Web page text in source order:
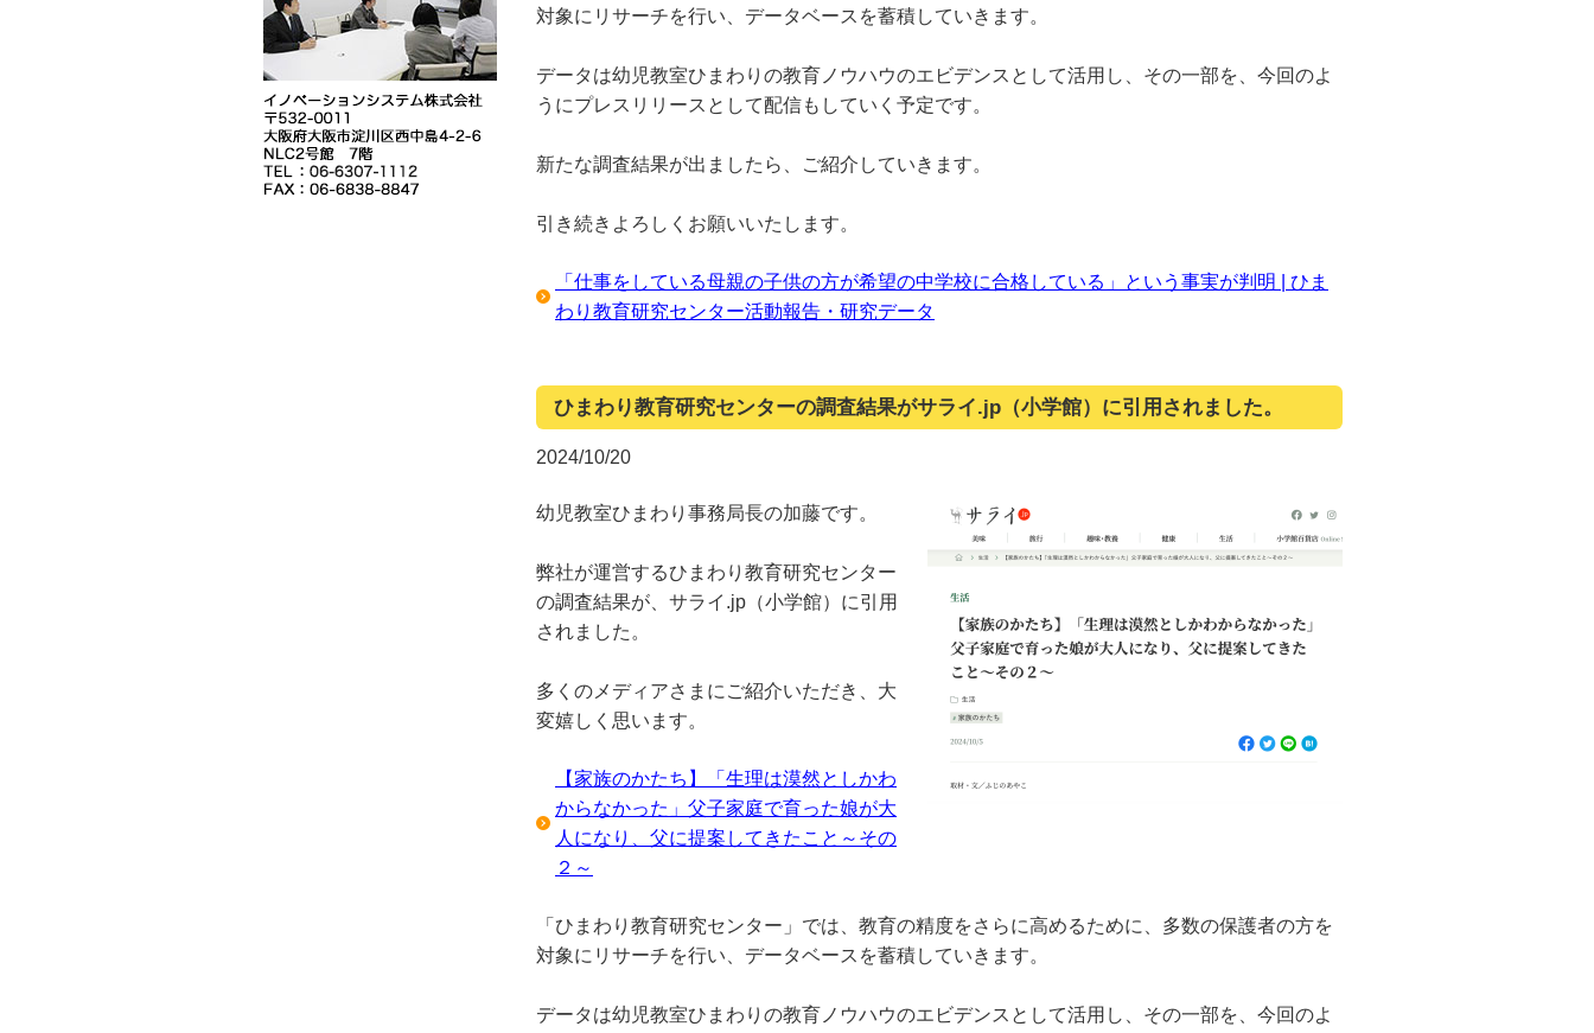
対象にリサーチを行い、データベースを蓄積していきます。
データは幼児教室ひまわりの教育ノウハウのエビデンスとして活用し、その一部を、今回のよ
うにプレスリリースとして配信もしていく予定です。
新たな調査結果が出ましたら、ご紹介していきます。
引き続きよろしくお願いいたします。
「仕事をしている母親の子供の方が希望の中学校に合格している」という事実が判明 | ひま
わり教育研究センター活動報告・研究データ
ひまわり教育研究センターの調査結果がサライ.jp（小学館）に引用されました。
2024/10/20
幼児教室ひまわり事務局長の加藤です。
弊社が運営するひまわり教育研究センター
の調査結果が、サライ.jp（小学館）に引用
されました。
多くのメディアさまにご紹介いただき、大
変嬉しく思います。
【家族のかたち】「生理は漠然としかわ
からなかった」父子家庭で育った娘が大
人になり、父に提案してきたこと～その
２～
「ひまわり教育研究センター」では、教育の精度をさらに高めるために、多数の保護者の方を
対象にリサーチを行い、データベースを蓄積していきます。
データは幼児教室ひまわりの教育ノウハウのエビデンスとして活用し、その一部を、今回のよ